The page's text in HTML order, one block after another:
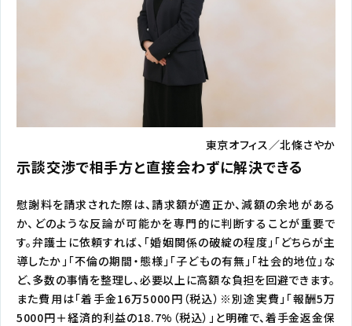
示談交渉で相手方と直接会わずに解決できる
慰謝料を請求された際は、請求額が適正か、減額の余地がある
か、どのような反論が可能かを専門的に判断することが重要で
す。弁護士に依頼すれば、「婚姻関係の破綻の程度」「どちらが主
導したか」「不倫の期間・態様」「子どもの有無」「社会的地位」な
ど、多数の事情を整理し、必要以上に高額な負担を回避できます。
また費用は「着手金16万5000円（税込）※別途実費」「報酬5万
5000円＋経済的利益の18.7%（税込）」と明確で、着手金返金保
東京オフィス／北條さやか